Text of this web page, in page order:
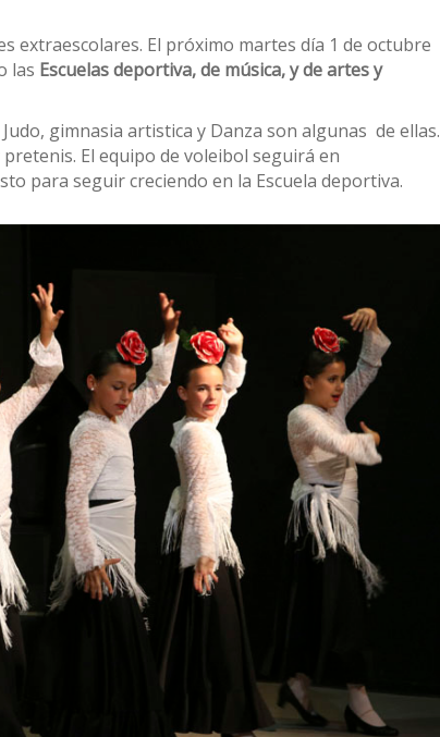
extraescolares. El próximo martes día 1 de octubre
las Escuelas deportiva, de música, y de artes y
gimnasia artistica y Danza son algunas de ellas.
El equipo de voleibol seguirá en
para seguir creciendo en la Escuela deportiva.